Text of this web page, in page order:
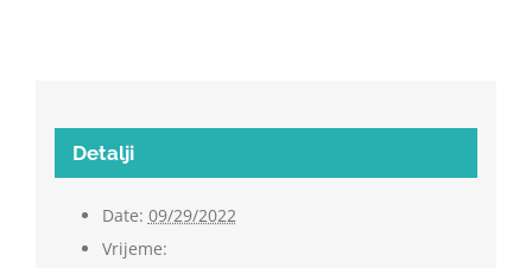
Detalji
Date: 09/29/2022
Vrijeme: